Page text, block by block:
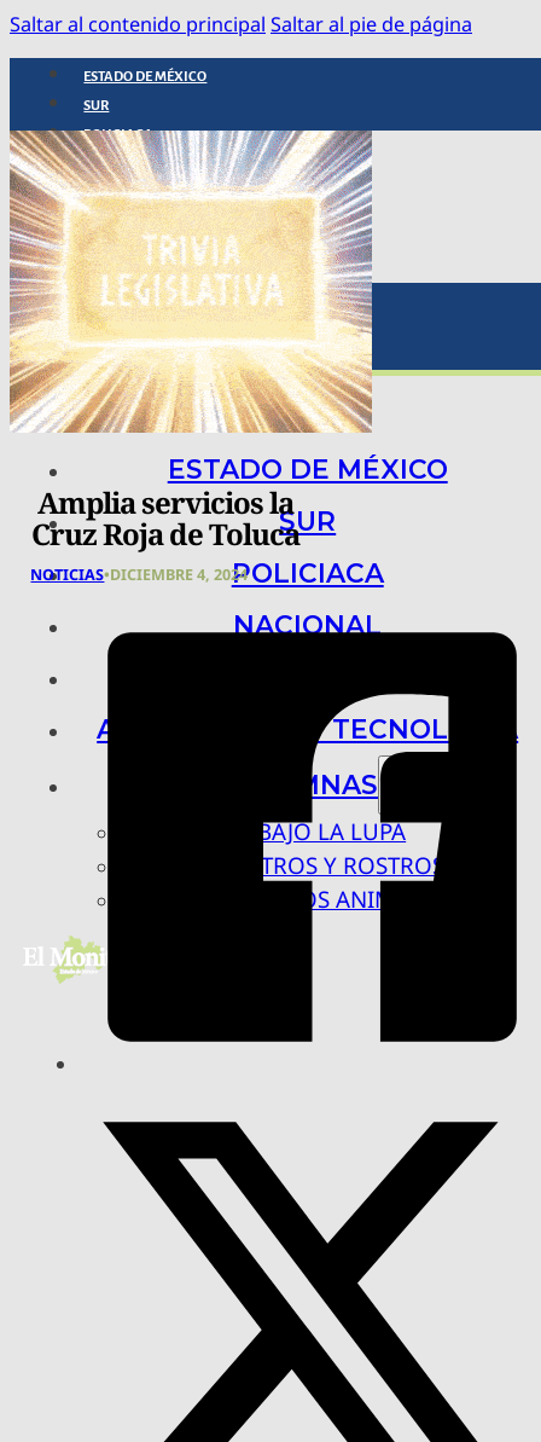
Saltar al contenido principal Saltar al pie de página
ESTADO DE MÉXICO
SUR
POLICIACA
NACIONAL
INTERNACIONAL
ARTE, CIENCIA Y TECNOLOGÍA
COLUMNAS
BAJO LA LUPA
RASTROS Y ROSTROS
VÍNCULOS ANIMALES
ESTADO DE MÉXICO
SUR
POLICIACA
NACIONAL
ARTE, CIENCIA Y TECNOLOGÍA
COLUMNAS
BAJO LA LUPA
RASTROS Y ROSTROS
VÍNCULOS ANIMALES
Amplia servicios la
Cruz Roja de Toluca
NOTICIAS•DICIEMBRE 4, 2024